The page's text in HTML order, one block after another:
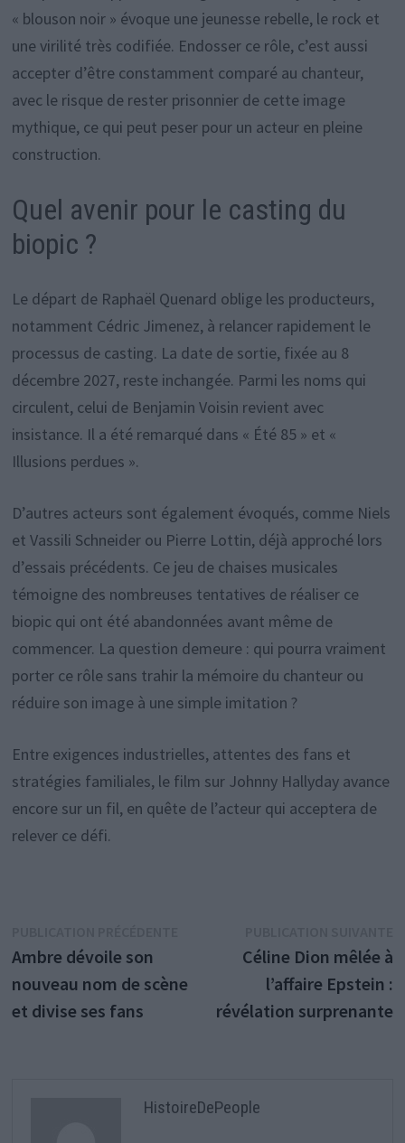
« blouson noir » évoque une jeunesse rebelle, le rock et
une virilité très codifiée. Endosser ce rôle, c’est aussi
accepter d’être constamment comparé au chanteur,
avec le risque de rester prisonnier de cette image
mythique, ce qui peut peser pour un acteur en pleine
construction.
Quel avenir pour le casting du
biopic ?
Le départ de Raphaël Quenard oblige les producteurs,
notamment Cédric Jimenez, à relancer rapidement le
processus de casting. La date de sortie, fixée au 8
décembre 2027, reste inchangée. Parmi les noms qui
circulent, celui de Benjamin Voisin revient avec
insistance. Il a été remarqué dans « Été 85 » et «
Illusions perdues ».
D’autres acteurs sont également évoqués, comme Niels
et Vassili Schneider ou Pierre Lottin, déjà approché lors
d’essais précédents. Ce jeu de chaises musicales
témoigne des nombreuses tentatives de réaliser ce
biopic qui ont été abandonnées avant même de
commencer. La question demeure : qui pourra vraiment
porter ce rôle sans trahir la mémoire du chanteur ou
réduire son image à une simple imitation ?
Entre exigences industrielles, attentes des fans et
stratégies familiales, le film sur Johnny Hallyday avance
encore sur un fil, en quête de l’acteur qui acceptera de
relever ce défi.
de
l’article
précédente :
Ambre dévoile son
nouveau nom de scène
et divise ses fans
Céline Dion mêlée à
l’affaire Epstein :
révélation surprenante
HistoireDePeople